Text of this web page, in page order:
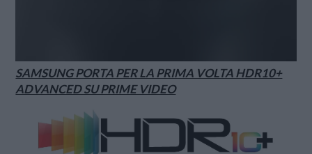
SAMSUNG PORTA PER LA PRIMA VOLTA HDR10+
ADVANCED SU PRIME VIDEO